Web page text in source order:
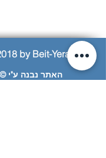
by Beit-Yerach
האתר נבנה ע"י